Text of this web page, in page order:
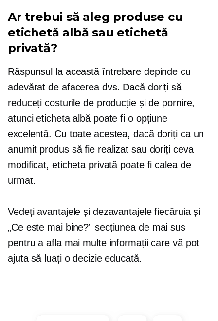
Ar trebui să aleg produse cu
etichetă albă sau etichetă
privată?
Răspunsul la această întrebare depinde cu
adevărat de afacerea dvs. Dacă doriți să
reduceți costurile de producție și de pornire,
atunci eticheta albă poate fi o opțiune
excelentă. Cu toate acestea, dacă doriți ca un
anumit produs să fie realizat sau doriți ceva
modificat, eticheta privată poate fi calea de
urmat.
Vedeți avantajele și dezavantajele fiecăruia și
„Ce este mai bine?” secțiunea de mai sus
pentru a afla mai multe informații care vă pot
ajuta să luați o decizie educată.